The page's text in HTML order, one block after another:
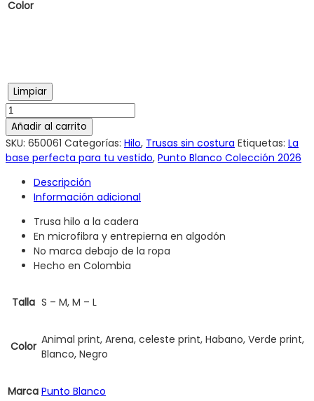
Color
Limpiar
Añadir al carrito
SKU: 650061 Categorías: Hilo, Trusas sin costura Etiquetas: La
base perfecta para tu vestido, Punto Blanco Colección 2026
Descripción
Información adicional
Trusa hilo a la cadera
En microfibra y entrepierna en algodón
No marca debajo de la ropa
Hecho en Colombia
Talla S – M, M – L
Color Animal print, Arena, celeste print, Habano, Verde print,
Blanco, Negro
Marca Punto Blanco